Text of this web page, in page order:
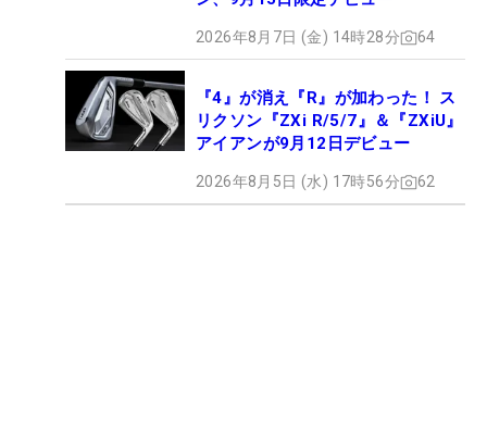
2026年8月7日 (金) 14時28分 64
『4』が消え『R』が加わった！ ス
リクソン『ZXi R/5/7』＆『ZXiU』
アイアンが9月12日デビュー
2026年8月5日 (水) 17時56分 62